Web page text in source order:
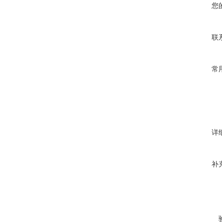
您
联
常
详
补